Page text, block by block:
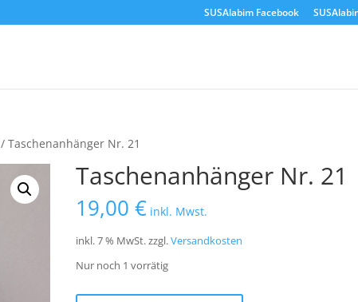
SUSAlabim Facebook
/ Taschenanhänger Nr. 21
Taschenanhänger Nr. 21
19,00€ inkl. Mwst.
inkl. 7 % MwSt.zzgl.Versandkosten
Nur noch 1 vorrätig